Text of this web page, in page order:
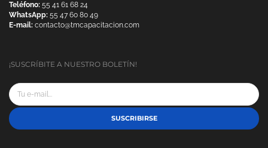
Teléfono: 55 41 61 68 24
WhatsApp: 55 47 60 80 49
E-mail: contacto@tmcapacitacion.com
¡SUSCRÍBITE A NUESTRO BOLETÍN!
SUSCRIBIRSE